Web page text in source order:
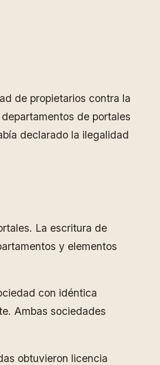
de propietarios contra la
de portales
declarado la ilegalidad
La escritura de
y elementos
con idéntica
Ambas sociedades
obtuvieron licencia